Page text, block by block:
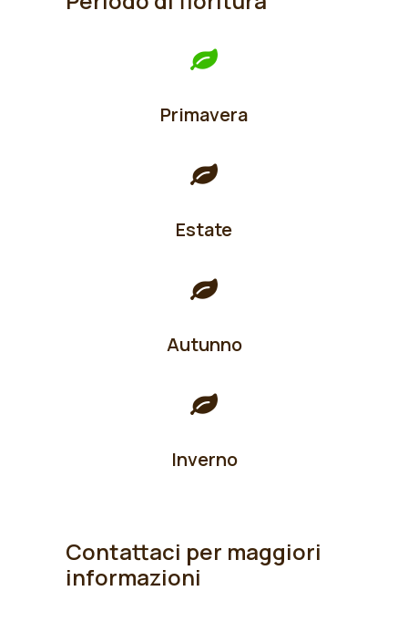
Primavera
Estate
Autunno
Inverno
Contattaci per maggiori
informazioni